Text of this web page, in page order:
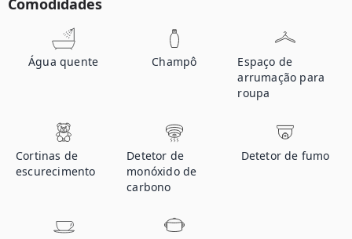
Comodidades
Água quente Champô
Espaço de
arrumação para
roupa
Cortinas de
escurecimento
Detetor de
monóxido de
carbono
Detetor de fumo